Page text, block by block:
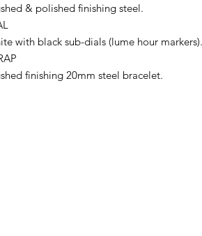
& polished finishing steel.
with black sub-dials (lume hour markers).
finishing 20mm steel bracelet.